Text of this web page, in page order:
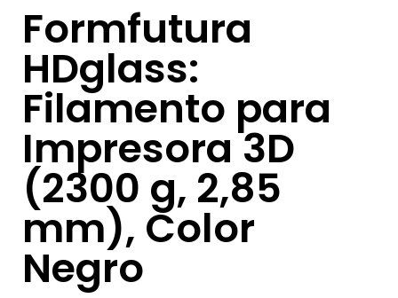
Formfutura
HDglass:
Filamento para
Impresora 3D
(2300 g, 2,85
mm), Color
Negro